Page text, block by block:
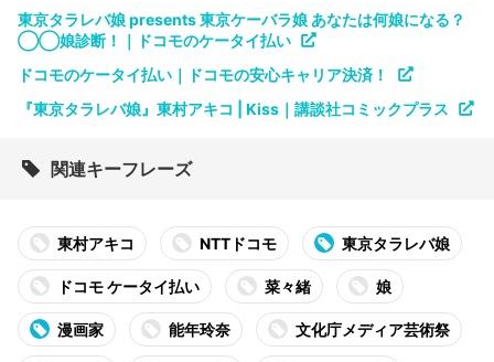
東京タラレバ娘 presents 東京ケーバラ娘 あなたは何娘になる？
◯◯娘診断！｜ドコモのケータイ払い
ドコモのケータイ払い｜ドコモの安心キャリア決済！
『東京タラレバ娘』東村アキコ | Kiss｜講談社コミックプラス
関連キーフレーズ
東村アキコ NTTドコモ 東京タラレバ娘
ドコモ ケータイ払い 菜々緒 娘
漫画家 能年玲奈 文化庁メディア芸術祭